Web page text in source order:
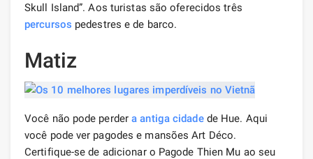
Skull Island”. Aos turistas são oferecidos três
percursos pedestres e de barco.
Matiz
Você não pode perdera antiga cidadede Hue. Aqui
você pode ver pagodes e mansões Art Déco.
Certifique-se de adicionar o Pagode Thien Mu ao seu